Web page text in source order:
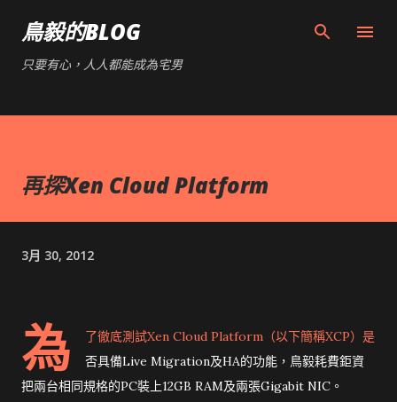
鳥毅的BLOG
只要有心，人人都能成為宅男
再探Xen Cloud Platform
3月 30, 2012
為
了徹底測試Xen Cloud Platform（以下簡稱XCP）是
否具備Live Migration及HA的功能，鳥毅耗費鉅資
把兩台相同規格的PC裝上12GB RAM及兩張Gigabit NIC。